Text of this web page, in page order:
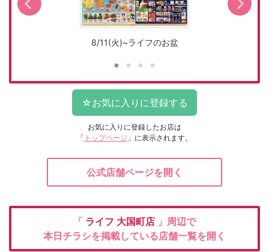
8/11(火)~ライフのお盆
お気に入りに登録したお店は
「 トップページ 」に表示されます。
公式店舗ページを開く
「 ライフ 大国町店 」周辺で
本日チラシを掲載している店舗一覧を開く